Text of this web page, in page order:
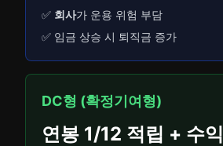
✅ 회사가 운용 위험 부담
✅ 임금 상승 시 퇴직금 증가
DC형 (확정기여형)
연봉 1/12 적립 + 수익